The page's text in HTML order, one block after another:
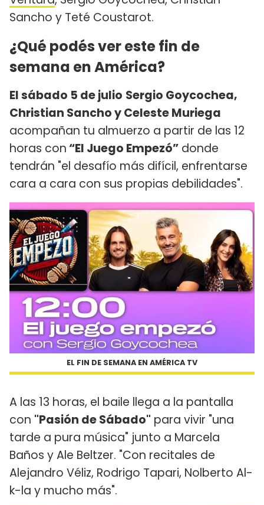
Sancho y Teté Coustarot.
¿Qué podés ver este fin de
semana en América?
El sábado 5 de julio Sergio Goycochea,
Christian Sancho y Celeste Muriega
acompañan tu almuerzo a partir de las 12
horas con “El Juego Empezó” donde
tendrán "el desafío más difícil, enfrentarse
cara a cara con sus propias debilidades".
EL FIN DE SEMANA EN AMÉRICA TV
A las 13 horas, el baile llega a la pantalla
con "Pasión de Sábado" para vivir "una
tarde a pura música" junto a Marcela
Baños y Ale Beltzer. "Con recitales de
Alejandro Véliz, Rodrigo Tapari, Nolberto Al-
k-la y mucho más".